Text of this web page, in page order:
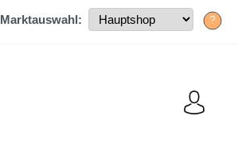
Marktauswahl: ?